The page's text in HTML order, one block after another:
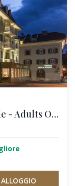
Post Hotel - Tradition & Lifestyle - Adults Only